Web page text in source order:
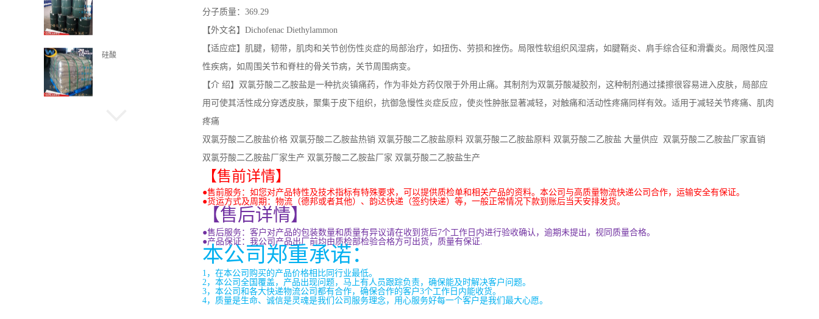
硅酸
分子质量：369.29
【外文名】Dichofenac Diethylammon
【适应症】肌腱，韧带，肌肉和关节创伤性炎症的局部治疗，如扭伤、劳损和挫伤。局限性软组织风湿病，如腱鞘炎、肩手综合征和滑囊炎。局限性风湿
性疾病，如周围关节和脊柱的骨关节病，关节周围病变。
【介 绍】双氯芬酸二乙胺盐是一种抗炎镇痛药，作为非处方药仅限于外用止痛。其制剂为双氯芬酸凝胶剂，这种制剂通过揉擦很容易进入皮肤，局部应
用可使其活性成分穿透皮肤，聚集于皮下组织，抗御急慢性炎症反应，使炎性肿胀显著减轻，对触痛和活动性疼痛同样有效。适用于减轻关节疼痛、肌肉
疼痛
双氯芬酸二乙胺盐价格 双氯芬酸二乙胺盐热销 双氯芬酸二乙胺盐原料 双氯芬酸二乙胺盐原料 双氯芬酸二乙胺盐 大量供应 双氯芬酸二乙胺盐厂家直销
双氯芬酸二乙胺盐厂家生产 双氯芬酸二乙胺盐厂家 双氯芬酸二乙胺盐生产
【售前详情】
●售前服务：如您对产品特性及技术指标有特殊要求，可以提供质检单和相关产品的资料。本公司与高质量物流快递公司合作，运输安全有保证。
●货运方式及周期：物流（德邦或者其他）、韵达快递（签约快递）等，一般正常情况下款到账后当天安排发货。
【售后详情】
●售后服务：客户对产品的包装数量和质量有异议请在收到货后7个工作日内进行验收确认，逾期未提出，视同质量合格。
●产品保证：我公司产品出厂前均由质检部检验合格方可出货，质量有保证.
本公司郑重承诺：
1 ，在本公司购买的产品价格相比同行业最低。
2，本公司全国覆盖，产品出现问题，马上有人员跟踪负责，确保能及时解决客户问题。
3，本公司和各大快递物流公司都有合作，确保合作的客户3个工作日内能收货。
4，质量是生命、诚信是灵魂是我们公司服务理念，用心服务好每一个客户是我们最大心愿。